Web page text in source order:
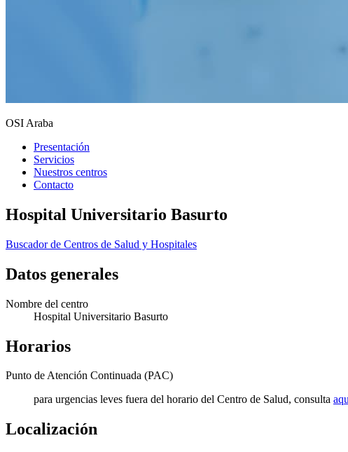
OSI Araba
Presentación
Servicios
Nuestros centros
Contacto
Hospital Universitario Basurto
Buscador de Centros de Salud y Hospitales
Datos generales
Nombre del centro
Hospital Universitario Basurto
Horarios
Punto de Atención Continuada (PAC)
para urgencias leves fuera del horario del Centro de Salud, consulta
Localización